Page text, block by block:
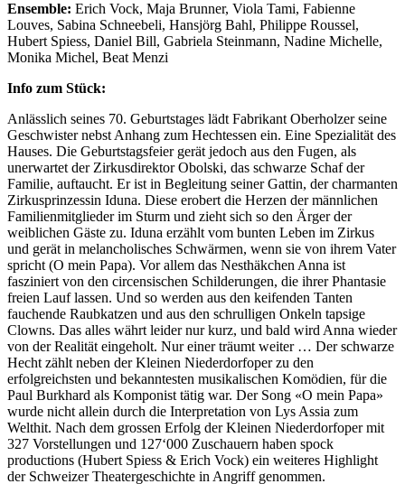
Ensemble: Erich Vock, Maja Brunner, Viola Tami, Fabienne
Louves, Sabina Schneebeli, Hansjörg Bahl, Philippe Roussel,
Hubert Spiess, Daniel Bill, Gabriela Steinmann, Nadine Michelle,
Monika Michel, Beat Menzi
Info zum Stück:
Anlässlich seines 70. Geburtstages lädt Fabrikant Oberholzer seine
Geschwister nebst Anhang zum Hechtessen ein. Eine Spezialität des
Hauses. Die Geburtstagsfeier gerät jedoch aus den Fugen, als
unerwartet der Zirkusdirektor Obolski, das schwarze Schaf der
Familie, auftaucht. Er ist in Begleitung seiner Gattin, der charmanten
Zirkusprinzessin Iduna. Diese erobert die Herzen der männlichen
Familienmitglieder im Sturm und zieht sich so den Ärger der
weiblichen Gäste zu. Iduna erzählt vom bunten Leben im Zirkus
und gerät in melancholisches Schwärmen, wenn sie von ihrem Vater
spricht (O mein Papa). Vor allem das Nesthäkchen Anna ist
fasziniert von den circensischen Schilderungen, die ihrer Phantasie
freien Lauf lassen. Und so werden aus den keifenden Tanten
fauchende Raubkatzen und aus den schrulligen Onkeln tapsige
Clowns. Das alles währt leider nur kurz, und bald wird Anna wieder
von der Realität eingeholt. Nur einer träumt weiter … Der schwarze
Hecht zählt neben der Kleinen Niederdorfoper zu den
erfolgreichsten und bekanntesten musikalischen Komödien, für die
Paul Burkhard als Komponist tätig war. Der Song «O mein Papa»
wurde nicht allein durch die Interpretation von Lys Assia zum
Welthit. Nach dem grossen Erfolg der Kleinen Niederdorfoper mit
327 Vorstellungen und 127‘000 Zuschauern haben spock
productions (Hubert Spiess & Erich Vock) ein weiteres Highlight
der Schweizer Theatergeschichte in Angriff genommen.